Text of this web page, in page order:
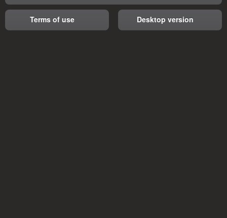
Terms of use Desktop version